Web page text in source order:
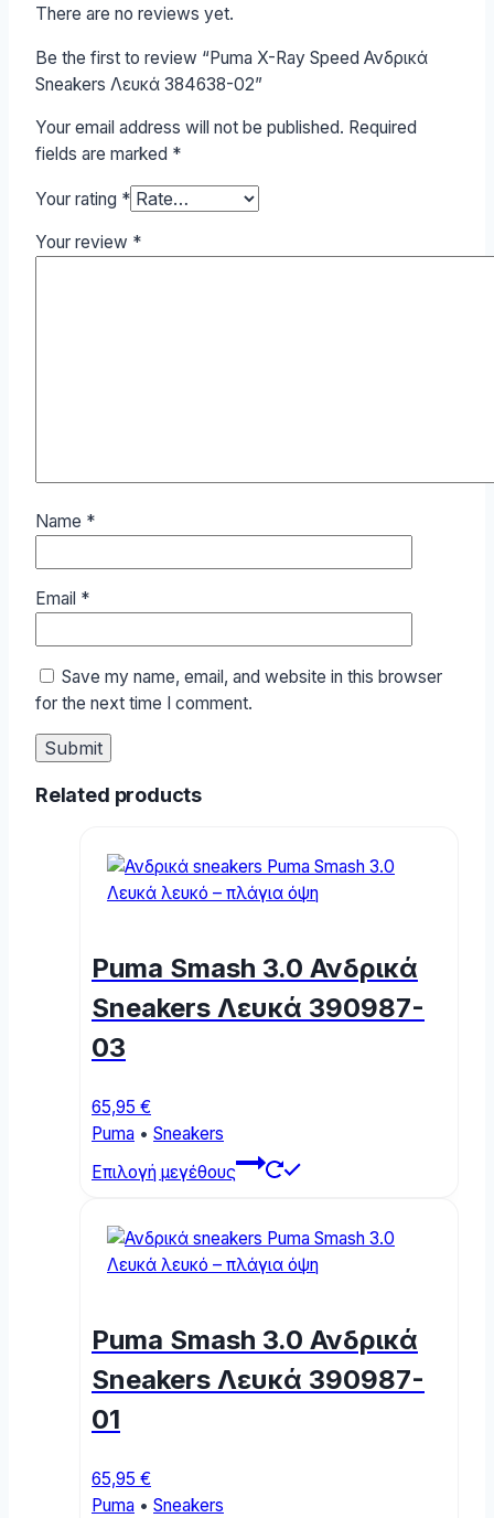
There are no reviews yet.
Be the first to review “Puma X-Ray Speed Ανδρικά
Sneakers Λευκά 384638-02”
Your email address will not be published. Required
fields are marked *
Your rating *
Your review *
Name *
Email *
Save my name, email, and website in this browser
for the next time I comment.
Related products
Puma Smash 3.0 Ανδρικά
Sneakers Λευκά 390987-
03
65,95 €
Puma • Sneakers
Επιλογή μεγέθους
This
multiple
variants.
may
be
chosen
Puma Smash 3.0 Ανδρικά
Sneakers Λευκά 390987-
01
65,95 €
Puma • Sneakers